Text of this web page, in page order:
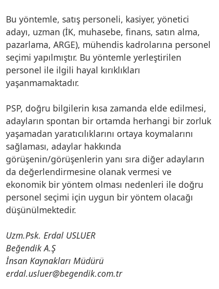
Bu yöntemle, satış personeli, kasiyer, yönetici
adayı, uzman (İK, muhasebe, finans, satın alma,
pazarlama, ARGE), mühendis kadrolarına personel
seçimi yapılmıştır. Bu yöntemle yerleştirilen
personel ile ilgili hayal kırıklıkları
yaşanmamaktadır.
PSP, doğru bilgilerin kısa zamanda elde edilmesi,
adayların spontan bir ortamda herhangi bir zorluk
yaşamadan yaratıcılıklarını ortaya koymalarını
sağlaması, adaylar hakkında
görüşenin/görüşenlerin yanı sıra diğer adayların
da değerlendirmesine olanak vermesi ve
ekonomik bir yöntem olması nedenleri ile doğru
personel seçimi için uygun bir yöntem olacağı
düşünülmektedir.
Uzm.Psk. Erdal USLUER
Beğendik A.Ş
İnsan Kaynakları Müdürü
erdal.usluer@begendik.com.tr